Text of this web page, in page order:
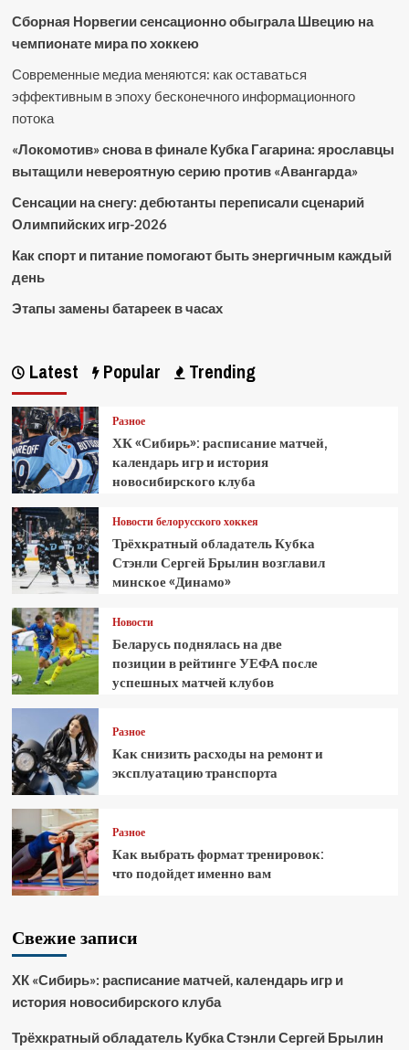
Сборная Норвегии сенсационно обыграла Швецию на
чемпионате мира по хоккею
Современные медиа меняются: как оставаться
эффективным в эпоху бесконечного информационного
потока
«Локомотив» снова в финале Кубка Гагарина: ярославцы
вытащили невероятную серию против «Авангарда»
Сенсации на снегу: дебютанты переписали сценарий
Олимпийских игр-2026
Как спорт и питание помогают быть энергичным каждый
день
Этапы замены батареек в часах
Latest Popular Trending
Разное
ХК «Сибирь»: расписание матчей,
календарь игр и история
новосибирского клуба
Новости белорусского хоккея
Трёхкратный обладатель Кубка
Стэнли Сергей Брылин возглавил
минское «Динамо»
Новости
Беларусь поднялась на две
позиции в рейтинге УЕФА после
успешных матчей клубов
Разное
Как снизить расходы на ремонт и
эксплуатацию транспорта
Разное
Как выбрать формат тренировок:
что подойдет именно вам
Свежие записи
ХК «Сибирь»: расписание матчей, календарь игр и
история новосибирского клуба
Трёхкратный обладатель Кубка Стэнли Сергей Брылин